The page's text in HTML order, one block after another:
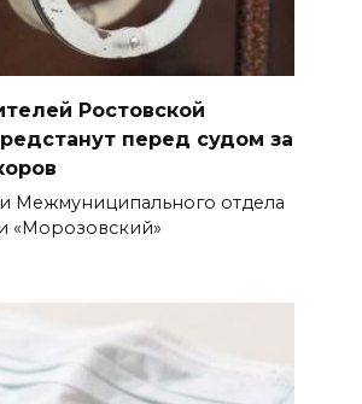
Ростовской
перед судом за
Межмуниципального отдела
«Морозовский»